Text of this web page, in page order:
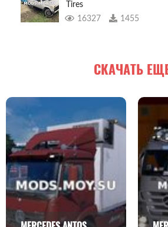
Tires
16327
1455
СКАЧАТЬ